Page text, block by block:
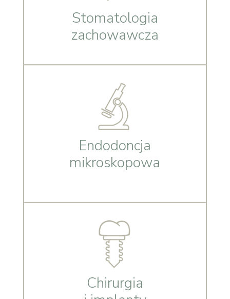
Stomatologia
zachowawcza
Endodoncja
mikroskopowa
Chirurgia